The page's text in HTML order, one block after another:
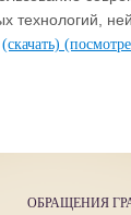
технологий,
(скачать)
ОБРАЩЕНИЯ